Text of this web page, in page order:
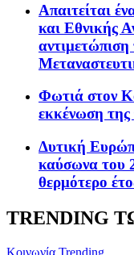
Απαιτείται
και Εθνικής
Φωτιά στον
εκκένωση της
Δυτική
καύσωνα του
θερμότερο
TRENDING
Κοινωνία Trending